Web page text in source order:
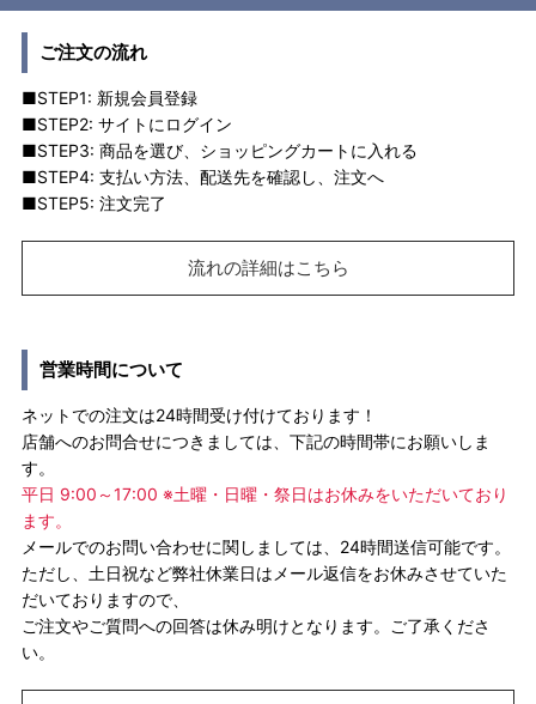
ご注文の流れ
■STEP1: 新規会員登録
■STEP2: サイトにログイン
■STEP3: 商品を選び、ショッピングカートに入れる
■STEP4: 支払い方法、配送先を確認し、注文へ
■STEP5: 注文完了
流れの詳細はこちら
営業時間について
ネットでの注文は24時間受け付けております！
店舗へのお問合せにつきましては、下記の時間帯にお願いしま
す。
平日 9:00～17:00 ※土曜・日曜・祭日はお休みをいただいており
ます。
メールでのお問い合わせに関しましては、24時間送信可能です。
ただし、土日祝など弊社休業日はメール返信をお休みさせていた
だいておりますので、
ご注文やご質問への回答は休み明けとなります。ご了承くださ
い。